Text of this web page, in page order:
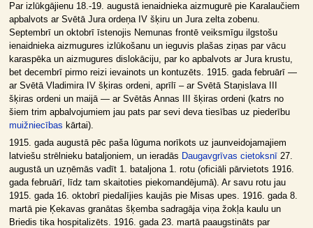
Par izlūkgājienu 18.-19. augustā ienaidnieka aizmugurē pie Karalaučiem
apbalvots ar Svētā Jura ordeņa IV šķiru un Jura zelta zobenu.
Septembrī un oktobrī īstenojis Nemunas frontē veiksmīgu ilgstošu
ienaidnieka aizmugures izlūkošanu un ieguvis plašas ziņas par vācu
karaspēka un aizmugures dislokāciju, par ko apbalvots ar Jura krustu,
bet decembrī pirmo reizi ievainots un kontuzēts. 1915. gada februārī —
ar Svētā Vladimira IV šķiras ordeni, aprīlī – ar Svētā Staņislava III
šķiras ordeni un maijā — ar Svētās Annas III šķiras ordeni (katrs no
šiem trim apbalvojumiem jau pats par sevi deva tiesības uz piederību
muižniecības kārtai).
1915. gada augustā pēc paša lūguma norīkots uz jaunveidojamajiem
latviešu strēlnieku bataljoniem, un ieradās Daugavgrīvas cietoksnī27.
augustā un uzņēmās vadīt 1. bataljona 1. rotu (oficiāli pārvietots 1916.
gada februārī, līdz tam skaitoties piekomandējumā). Ar savu rotu jau
1915. gada 16. oktobrī piedalījies kaujās pie Misas upes. 1916. gada 8.
martā pie Ķekavas granātas šķemba sadragāja viņa žokļa kaulu un
Briedis tika hospitalizēts. 1916. gada 23. martā paaugstināts par